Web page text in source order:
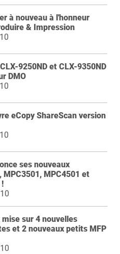
à nouveau à l'honneur
& Impression
9250ND et CLX-9350ND
DMO
eCopy ShareScan version
ses nouveaux
MPC3501, MPC4501 et
mise sur 4 nouvelles
et 2 nouveaux petits MFP